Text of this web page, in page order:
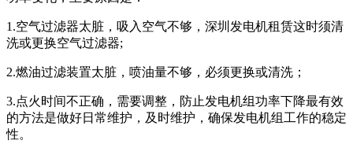
1.空气过滤器太脏，吸入空气不够，深圳发电机租赁这时须清
洗或更换空气过滤器;
2.燃油过滤装置太脏，喷油量不够，必须更换或清洗；
3.点火时间不正确，需要调整，防止发电机组功率下降最有效
的方法是做好日常维护，及时维护，确保发电机组工作的稳定
性。